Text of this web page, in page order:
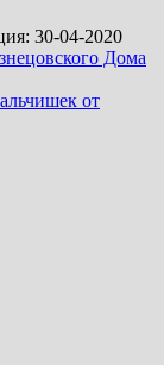
30-04-2020
Дома
от